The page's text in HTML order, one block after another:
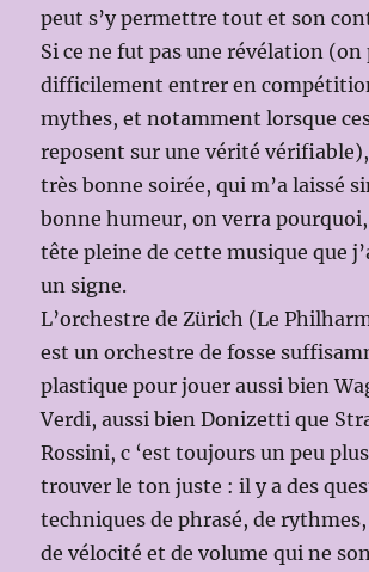
peut s’y permettre tout et son
Si ce ne fut pas une révélation (on
difficilement entrer en
mythes, et notamment lorsque
reposent sur une vérité
très bonne soirée, qui m’a laissé
bonne humeur, on verra
tête pleine de cette musique que
un signe.
L’orchestre de Zürich (Le
est un orchestre de fosse
plastique pour jouer aussi bien
Verdi, aussi bien Donizetti que
Rossini, c ‘est toujours un peu
trouver le ton juste : il y a des
techniques de phrasé, de
de vélocité et de volume qui ne